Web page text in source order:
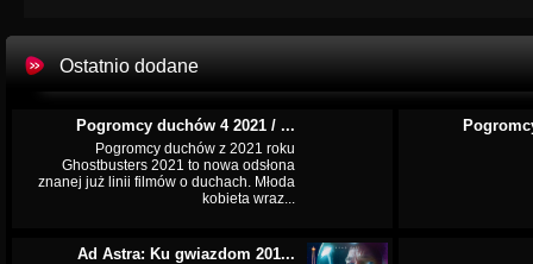
Ostatnio dodane
Pogromcy duchów 4 2021 / ...
Pogromcy duchów z 2021 roku
Ghostbusters 2021 to nowa odsłona
znanej już linii filmów o duchach. Młoda
kobieta wraz...
Ad Astra: Ku gwiazdom 201...